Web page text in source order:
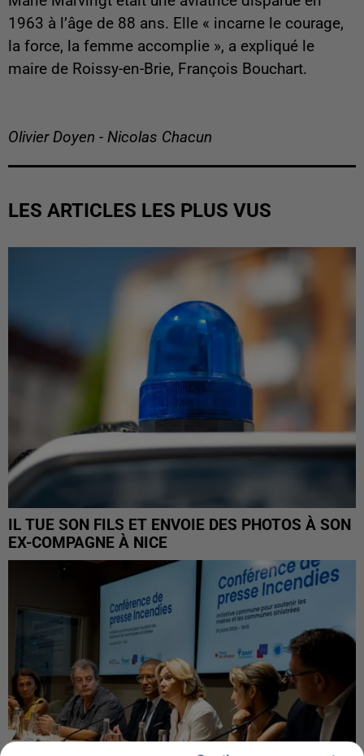
1963 à l’âge de 88 ans. Elle « incarne le courage,
la force, la femme accomplie », a expliqué le
maire de Roissy-en-Brie, François Bouchart.
Olivier Doyen - Nicolas Chacun
LES ARTICLES LES PLUS VUS
IL TUE SON FILS ET ENVOIE DES PHOTOS À SON
EX-COMPAGNE À NICE